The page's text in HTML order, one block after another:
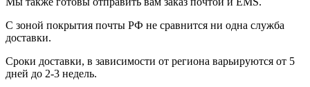
С зоной покрытия почты РФ не сравнится ни одна служба
доставки.
Сроки доставки, в зависимости от региона варьируются от 5
дней до 2-3 недель.